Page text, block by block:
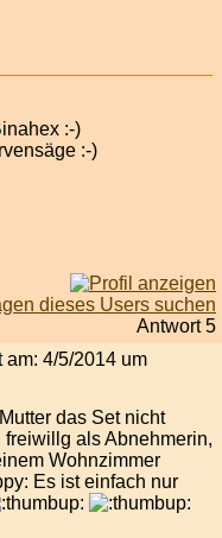
:-)
:-)
Antwort 5
4/5/2014 um
das Set nicht
als Abnehmerin,
Wohnzimmer
Es ist einfach nur